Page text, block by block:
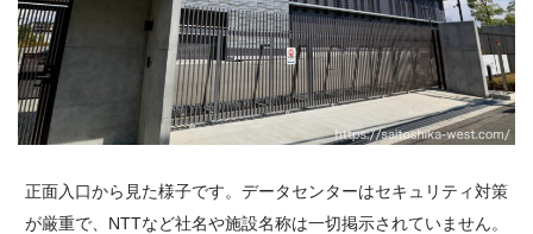
正面入口から見た様子です。データセンターはセキュリティ対策
が厳重で、NTTなど社名や施設名称は一切掲示されていません。